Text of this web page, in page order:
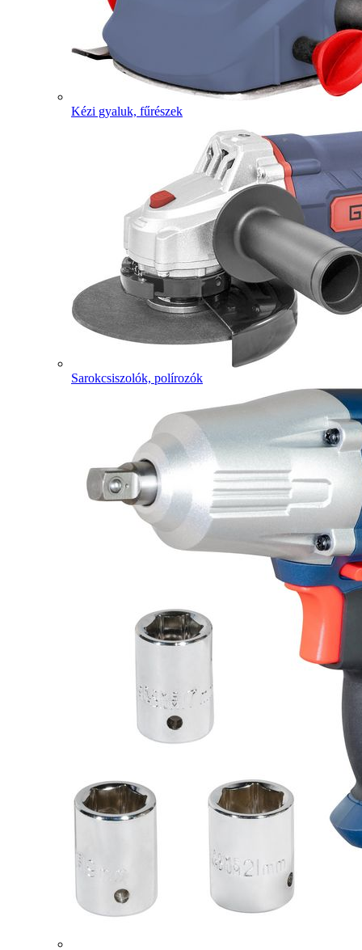
Kézi gyaluk, fűrészek
Sarokcsiszolók, polírozók